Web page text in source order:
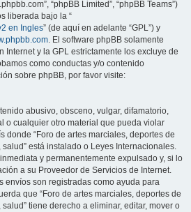
“phpBB Limited”, “phpBB Teams”)
liberada bajo la “
en Ingles” (de aquí en adelante “GPL”) y
. El software phpBB solamente
Internet y la GPL estrictamente los excluye de
como conductas y/o contenido
sobre phpBB, por favor visite:
abusivo, obsceno, vulgar, difamatorio,
o cualquier otro material que pueda violar
donde “Foro de artes marciales, deportes de
está instalado o Leyes Internacionales.
y permanentemente expulsado y, si lo
a su Proveedor de Servicios de Internet.
envíos son registradas como ayuda para
que “Foro de artes marciales, deportes de
tiene derecho a eliminar, editar, mover o